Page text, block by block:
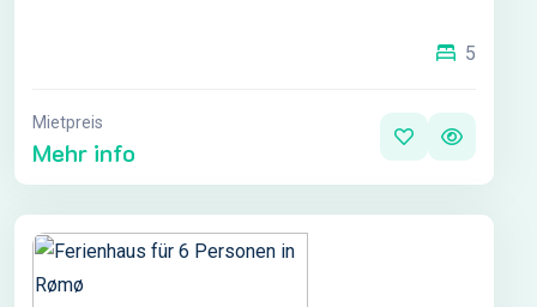
5
Mietpreis
Mehr info